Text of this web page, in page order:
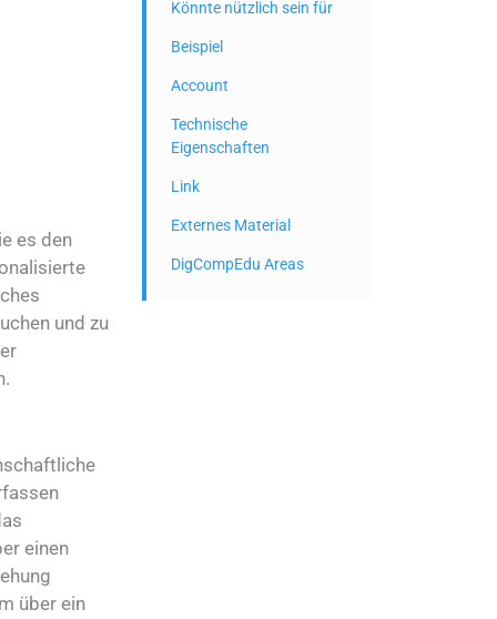
es den
und zu
einen
über ein
Könnte nützlich sein für
Beispiel
Account
Technische
Eigenschaften
Link
Externes Material
DigCompEdu Areas